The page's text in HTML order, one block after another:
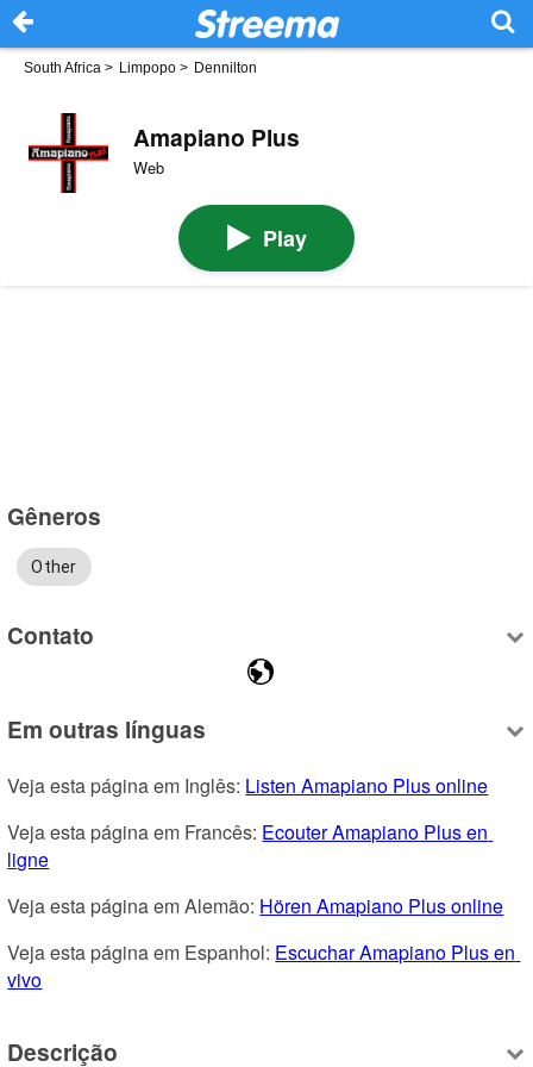
South Africa > Limpopo > Dennilton
Amapiano Plus
Web
Play
Gêneros
Other
Contato
Em outras línguas
Veja esta página em Inglês: Listen Amapiano Plus online
Veja esta página em Francês: Ecouter Amapiano Plus en
ligne
Veja esta página em Alemão: Hören Amapiano Plus online
Veja esta página em Espanhol: Escuchar Amapiano Plus en
vivo
Descrição